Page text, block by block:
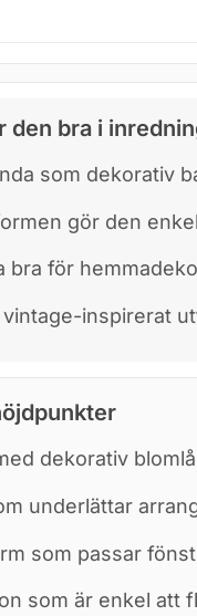
den bra i
som dekorativ
gör den
bra för
inspirerat
dekorativ
underlättar
som passar
som är enkel att